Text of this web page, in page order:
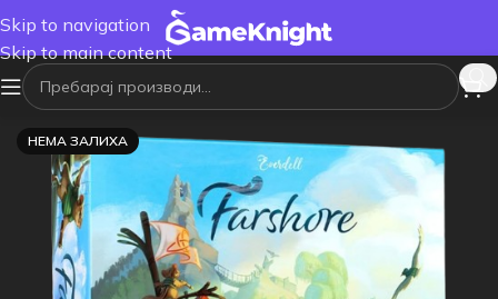
Skip to navigation
Skip to main content
НЕМА ЗАЛИХА